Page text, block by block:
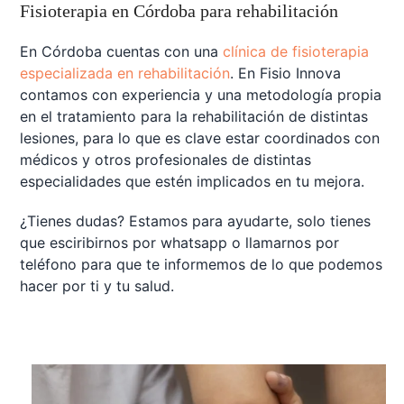
Fisioterapia en Córdoba para rehabilitación
En Córdoba cuentas con unaclínica de fisioterapia
especializada en rehabilitación. En Fisio Innova
contamos con experiencia y una metodología propia
en el tratamiento para la rehabilitación de distintas
lesiones, para lo que es clave estar coordinados con
médicos y otros profesionales de distintas
especialidades que estén implicados en tu mejora.
¿Tienes dudas? Estamos para ayudarte, solo tienes
que esciribirnos por whatsapp o llamarnos por
teléfono para que te informemos de lo que podemos
hacer por ti y tu salud.